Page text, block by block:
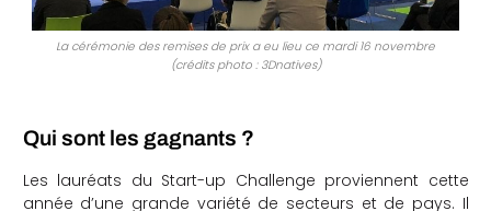
La cérémonie des remises de prix a eu lieu ce mardi 16 novembre
(crédits photo : 3Dnatives)
Qui sont les gagnants ?
Les lauréats du Start-up Challenge proviennent cette
année d’une grande variété de secteurs et de pays. Il